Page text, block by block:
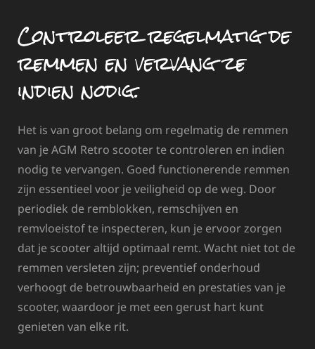
Controleer regelmatig de
remmen en vervang ze
indien nodig.
Het is van groot belang om regelmatig de remmen
van je AGM Retro scooter te controleren en indien
nodig te vervangen. Goed functionerende remmen
zijn essentieel voor je veiligheid op de weg. Door
periodiek de remblokken, remschijven en
remvloeistof te inspecteren, kun je ervoor zorgen
dat je scooter altijd optimaal remt. Wacht niet tot de
remmen versleten zijn; preventief onderhoud
verhoogt de betrouwbaarheid en prestaties van je
scooter, waardoor je met een gerust hart kunt
genieten van elke rit.